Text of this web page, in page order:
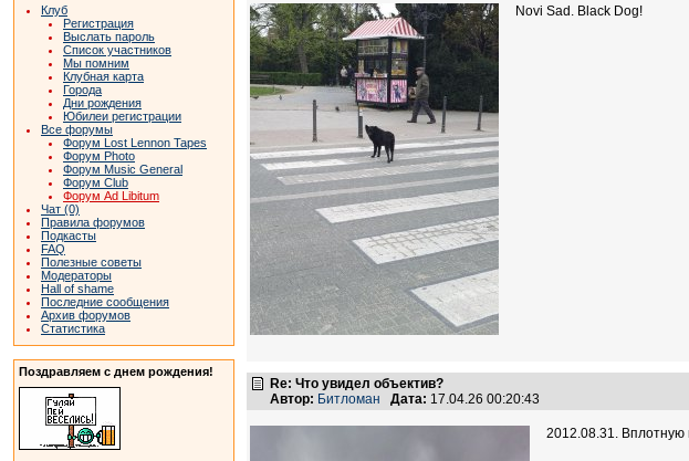
Клуб
Регистрация
Выслать пароль
Список участников
Мы помним
Клубная карта
Города
Дни рождения
Юбилеи регистрации
Все форумы
Форум Lost Lennon Tapes
Форум Photo
Форум Music General
Форум Club
Форум Ad Libitum
Чат (0)
Правила форумов
Подкасты
FAQ
Полезные советы
Модераторы
Hall of shame
Последние сообщения
Архив форумов
Статистика
Поздравляем с днем рождения!
Novi Sad. Black Dog!
Re: Что увидел объектив?
Автор: Битломан Дата: 17.04.26 00:20:43
2012.08.31. Вплотную